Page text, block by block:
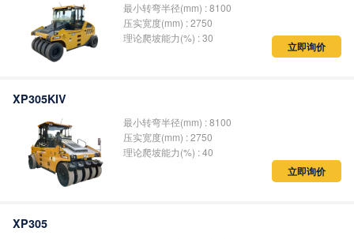
最小转弯半径(mm) : 8100
压实宽度(mm) : 2750
理论爬坡能力(%) : 30
立即询价
XP305KIV
最小转弯半径(mm) : 8100
压实宽度(mm) : 2750
理论爬坡能力(%) : 40
立即询价
XP305